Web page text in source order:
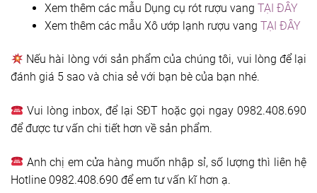
Xem thêm các mẫu Dụng cụ rót rượu vang TẠI ĐÂY
Xem thêm các mẫu Xô ướp lạnh rượu vang TẠI ĐÂY
Nếu hài lòng với sản phẩm của chúng tôi, vui lòng để lại
đánh giá 5 sao và chia sẻ với bạn bè của bạn nhé.
Vui lòng inbox, để lại SĐT hoặc gọi ngay 0982.408.690
để được tư vấn chi tiết hơn về sản phẩm.
Anh chị em cửa hàng muốn nhập sỉ, số lượng thì liên hệ
Hotline 0982.408.690 để em tư vấn kĩ hơn ạ.